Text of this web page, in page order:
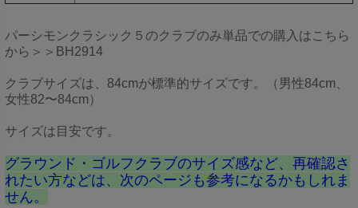
パーシモンクラシック５のクラブのみ単品での購入はこちら
から＞＞BH2914
クラブサイズは、84cmが標準的サイズです。（男性84cm、
女性82〜84cm）
サイズは目安です。
グラウンド・ゴルフクラブのサイズ感など、再確認さ
れたい方などは、次のページも参考になるかもしれま
せん。